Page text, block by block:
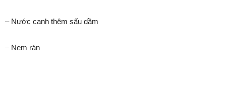
– Nước canh thêm sấu dầm
– Nem rán